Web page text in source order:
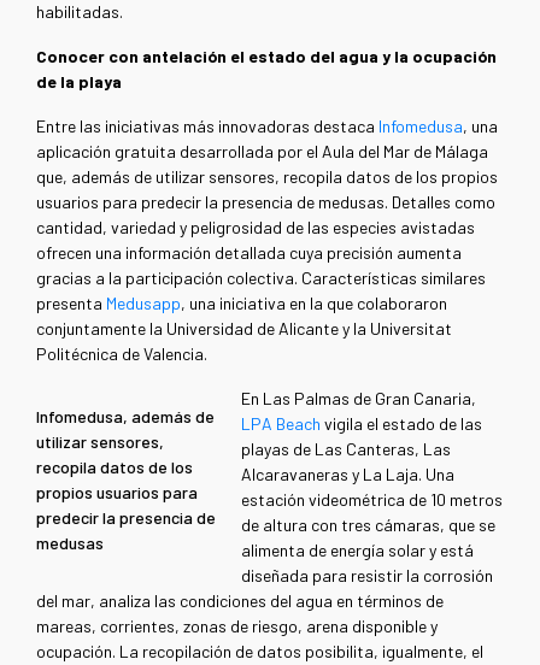
habilitadas.
Conocer con antelación el estado del agua y la ocupación
de la playa
Entre las iniciativas más innovadoras destaca Infomedusa, una
aplicación gratuita desarrollada por el Aula del Mar de Málaga
que, además de utilizar sensores, recopila datos de los propios
usuarios para predecir la presencia de medusas. Detalles como
cantidad, variedad y peligrosidad de las especies avistadas
ofrecen una información detallada cuya precisión aumenta
gracias a la participación colectiva. Características similares
presenta Medusapp, una iniciativa en la que colaboraron
conjuntamente la Universidad de Alicante y la Universitat
Politécnica de Valencia.
Infomedusa, además de
utilizar sensores,
recopila datos de los
propios usuarios para
predecir la presencia de
medusas
En Las Palmas de Gran Canaria,
LPA Beach vigila el estado de las
playas de Las Canteras, Las
Alcaravaneras y La Laja. Una
estación videométrica de 10 metros
de altura con tres cámaras, que se
alimenta de energía solar y está
diseñada para resistir la corrosión
del mar, analiza las condiciones del agua en términos de
mareas, corrientes, zonas de riesgo, arena disponible y
ocupación. La recopilación de datos posibilita, igualmente, el